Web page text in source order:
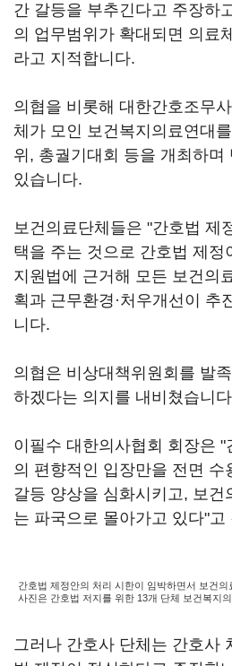
간 갈등을 부추긴다고 주장하
의 업무범위가 확대되면 의료
라고 지적합니다.
의협을 비롯해 대한간호조무
체가 모인 보건복지의료연대
위, 총궐기대회 등을 개최하며
있습니다.
보건의료단체들은 "간호법 제
택을 주는 것으로 간호법 제정
지원법에 근거해 모든 보건의
획과 근무환경·처우개선이 추
니다.
의협은 비상대책위원회를 발
하겠다는 의지를 내비쳤습니
이필수 대한의사협회 회장은 "
의 편향적인 입장만을 전면 수
갈등 양상을 심화시키고, 보건
는 파국으로 몰아가고 있다"고
간호법 제정안의 처리 시한이 임박하면서 보건
사진은 간호법 저지를 위한 13개 단체 보건복지
그러나 간호사 단체는 간호사